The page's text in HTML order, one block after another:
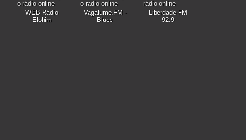
WEB Rádio
Elohim
Vagalume.FM -
Blues
Liberdade FM
92.9